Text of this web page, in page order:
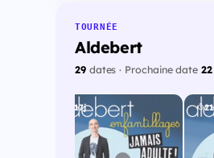
TOURNÉE
Aldebert
29dates · Prochaine date
217j